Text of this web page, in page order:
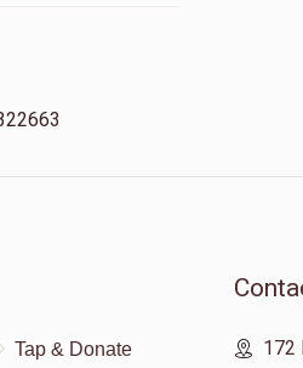
Tap & Donate
172